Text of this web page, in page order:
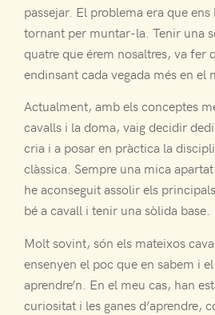
passejar. El problema era que ens
tornant per muntar-la. Tenir una
quatre que érem nosaltres, va fer
endinsant cada vegada més en el
Actualment, amb els conceptes
cavalls i la doma, vaig decidir
cria i a posar en pràctica la
clàssica. Sempre una mica
he aconseguit assolir els
bé a cavall i tenir una sòlida base.
Molt sovint, són els mateixos
ensenyen el poc que en sabem i
aprendre’n. En el meu cas, han
curiositat i les ganes d’aprendre,